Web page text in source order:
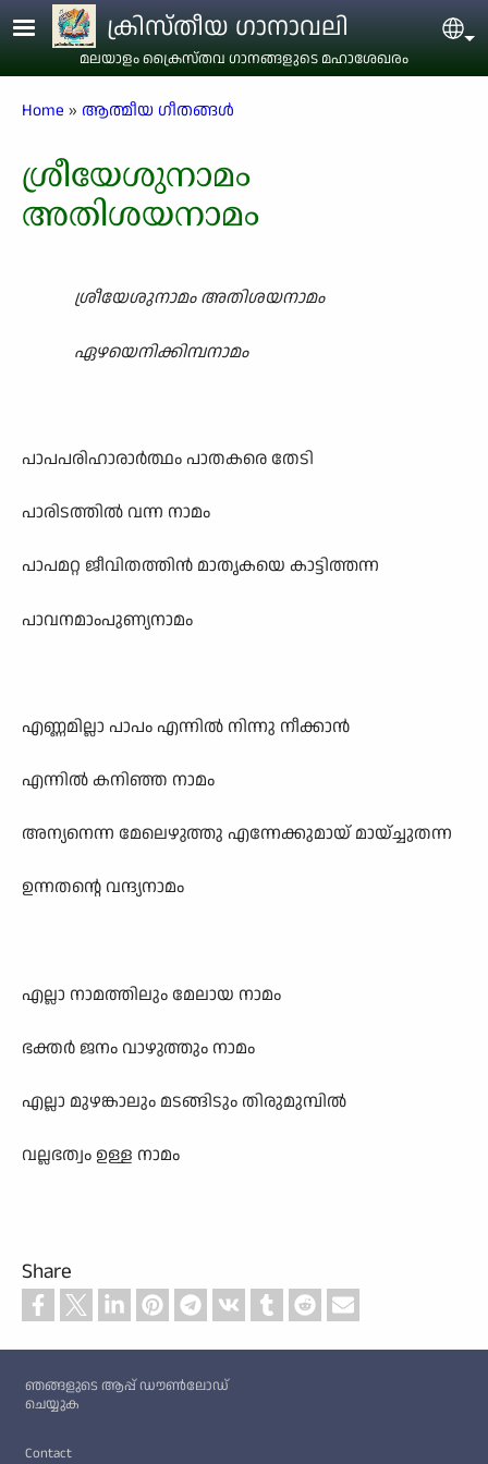
Skip to main contentക്രിസ്തീയ ഗാനാവലി
മലയാളം ക്രൈസ്തവ ഗാനങ്ങളുടെ മഹാശേഖരം
Breadcrumb
Home ആത്മീയ ഗീതങ്ങൾ
ശ്രീയേശുനാമം
അതിശയനാമം
ശ്രീയേശുനാമം അതിശയനാമം
ഏഴയെനിക്കിമ്പനാമം
പാപപരിഹാരാർത്ഥം പാതകരെ തേടി
പാരിടത്തിൽ വന്ന നാമം
പാപമറ്റ ജീവിതത്തിൻ മാതൃകയെ കാട്ടിത്തന്ന
പാവനമാംപുണ്യനാമം
എണ്ണമില്ലാ പാപം എന്നിൽ നിന്നു നീക്കാൻ
എന്നിൽ കനിഞ്ഞ നാമം
അന്യനെന്ന മേലെഴുത്തു എന്നേക്കുമായ് മായ്ച്ചുതന്ന
ഉന്നതന്റെ വന്ദ്യനാമം
എല്ലാ നാമത്തിലും മേലായ നാമം
ഭക്തർ ജനം വാഴുത്തും നാമം
എല്ലാ മുഴങ്കാലും മടങ്ങിടും തിരുമുമ്പിൽ
വല്ലഭത്വം ഉള്ള നാമം
Share
ഞങ്ങളുടെ ആപ്പ് ഡൗൺലോഡ്
ചെയ്യുക
Footer
Contact